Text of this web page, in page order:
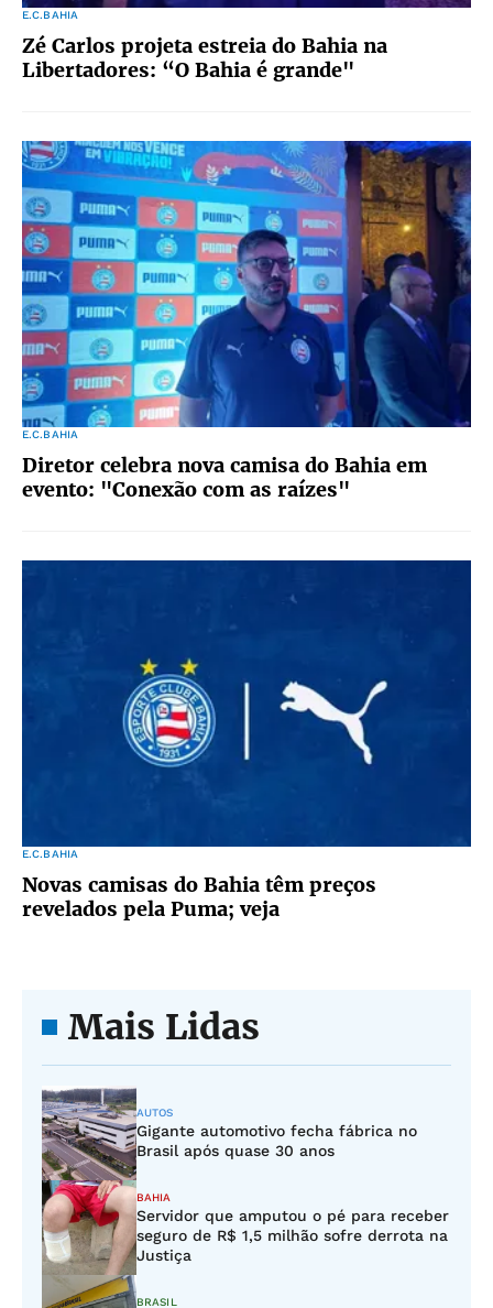
E.C.BAHIA
Zé Carlos projeta estreia do Bahia na
Libertadores: “O Bahia é grande"
E.C.BAHIA
Diretor celebra nova camisa do Bahia em
evento: "Conexão com as raízes"
E.C.BAHIA
Novas camisas do Bahia têm preços
revelados pela Puma; veja
Mais Lidas
AUTOS
Gigante automotivo fecha fábrica no
Brasil após quase 30 anos
BAHIA
Servidor que amputou o pé para receber
seguro de R$ 1,5 milhão sofre derrota na
Justiça
BRASIL